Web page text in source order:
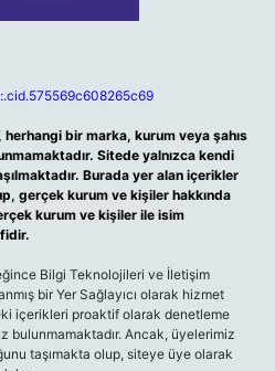
bir marka, kurum veya şahıs
Sitede yalnızca kendi
Burada yer alan içerikler
gerçek kurum ve kişiler hakkında
kurum ve kişiler ile isim
Bilgi Teknolojileri ve İletişim
bir Yer Sağlayıcı olarak hizmet
içerikleri proaktif olarak denetleme
bulunmamaktadır. Ancak, üyelerimiz
taşımakta olup, siteye üye olarak